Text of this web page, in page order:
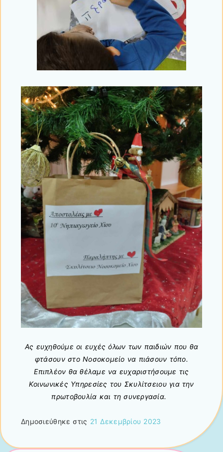
Ας ευχηθούμε οι ευχές όλων των παιδιών που θα
φτάσουν στο Νοσοκομείο να πιάσουν τόπο.
Επιπλέον θα θέλαμε να ευχαριστήσουμε τις
Κοινωνικές Υπηρεσίες του Σκυλίτσειου για την
πρωτοβουλία και τη συνεργασία.
Δημοσιεύθηκε στις 21 Δεκεμβρίου 2023